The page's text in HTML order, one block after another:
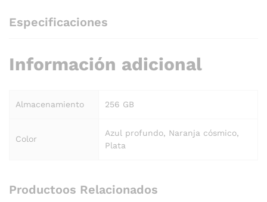
Especificaciones
Información adicional
Almacenamiento 256 GB
Color
Azul profundo, Naranja cósmico,
Plata
Productoos Relacionados